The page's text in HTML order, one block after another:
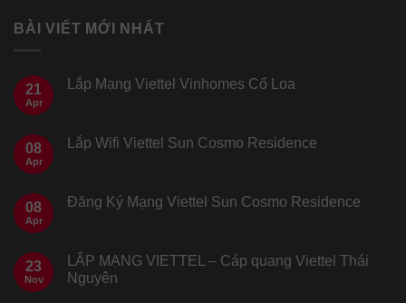
BÀI VIẾT MỚI NHẤT
21
Apr
Lắp Mạng Viettel Vinhomes Cổ Loa
08
Apr
Lắp Wifi Viettel Sun Cosmo Residence
08
Apr
Đăng Ký Mạng Viettel Sun Cosmo Residence
23
Nov
LẮP MẠNG VIETTEL – Cáp quang Viettel Thái
Nguyên